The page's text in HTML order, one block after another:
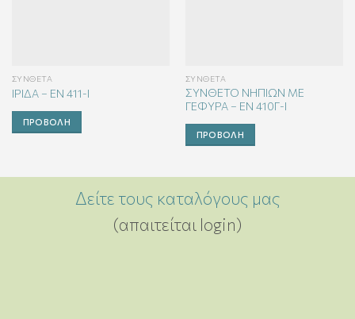
ΣΎΝΘΕΤΑ
ΙΡΙΔΑ – EN 411-Ι
ΠΡΟΒΟΛΉ
ΣΎΝΘΕΤΑ
ΣΥΝΘΕΤΟ ΝΗΠΙΩΝ ΜΕ
ΓΕΦΥΡΑ – EN 410Γ-Ι
ΠΡΟΒΟΛΉ
Δείτε τους καταλόγους μας
(απαιτείται login)